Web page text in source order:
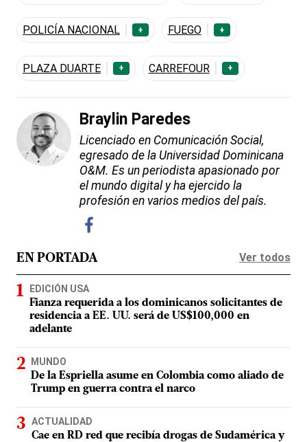
POLICÍA NACIONAL + FUEGO +
PLAZA DUARTE + CARREFOUR +
Braylin Paredes
Licenciado en Comunicación Social,
egresado de la Universidad Dominicana
O&M. Es un periodista apasionado por
el mundo digital y ha ejercido la
profesión en varios medios del país.
EN PORTADA Ver todos
EDICIÓN USA
Fianza requerida a los dominicanos solicitantes de
residencia a EE. UU. será de US$100,000 en
adelante
MUNDO
De la Espriella asume en Colombia como aliado de
Trump en guerra contra el narco
ACTUALIDAD
Cae en RD red que recibía drogas de Sudamérica y